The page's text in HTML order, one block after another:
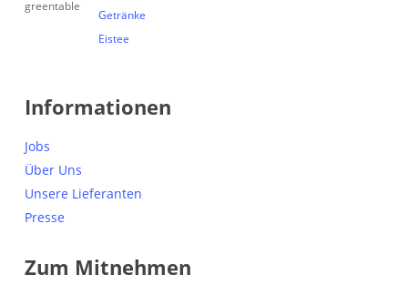
Getränke
Eistee
Informationen
Jobs
Über Uns
Unsere Lieferanten
Presse
Zum Mitnehmen